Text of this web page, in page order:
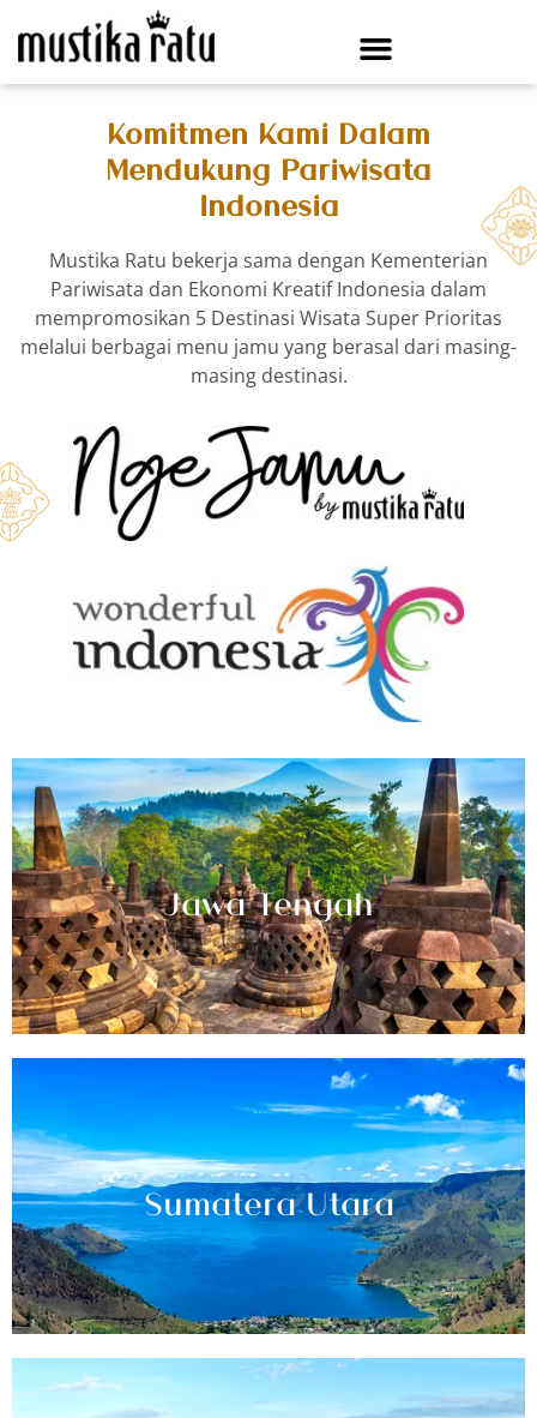
Komitmen Kami Dalam
Mendukung Pariwisata
Indonesia
Mustika Ratu bekerja sama dengan Kementerian
Pariwisata dan Ekonomi Kreatif Indonesia dalam
mempromosikan 5 Destinasi Wisata Super Prioritas
melalui berbagai menu jamu yang berasal dari masing-
masing destinasi.
Jawa Tengah
Sumatera Utara